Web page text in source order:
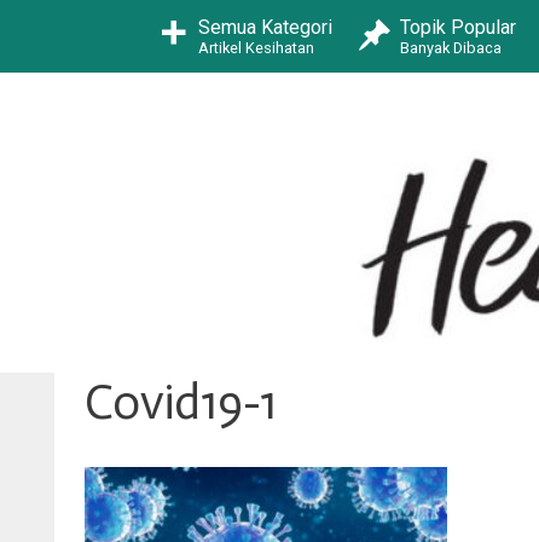
Semua Kategori
Artikel Kesihatan
Topik Popular
Banyak Dibaca
Covid19-1